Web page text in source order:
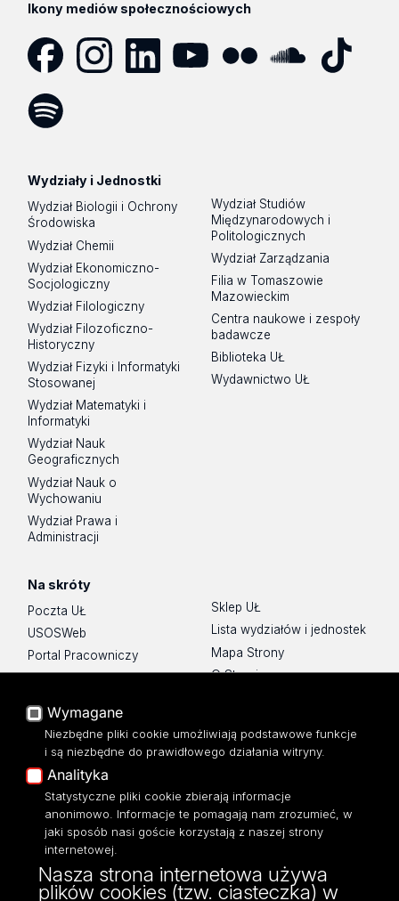
Ikony mediów społecznościowych
Wydziały i Jednostki
Wydział Biologii i Ochrony
Środowiska
Wydział Chemii
Wydział Ekonomiczno-
Socjologiczny
Wydział Filologiczny
Wydział Filozoficzno-
Historyczny
Wydział Fizyki i Informatyki
Stosowanej
Wydział Matematyki i
Informatyki
Wydział Nauk
Geograficznych
Wydział Nauk o
Wychowaniu
Wydział Prawa i
Administracji
Wydział Studiów
Międzynarodowych i
Politologicznych
Wydział Zarządzania
Filia w Tomaszowie
Mazowieckim
Centra naukowe i zespoły
badawcze
Biblioteka UŁ
Wydawnictwo UŁ
Na skróty
Poczta UŁ
USOSWeb
Portal Pracowniczy
Baza Aktów Własnych
Moodle
Eksperci UŁ
Polityka Prywatności
Dostępność
Sklep UŁ
Lista wydziałów i jednostek
Mapa Strony
O Stronie
ul. Narutowicza 68, 90-136 Łódź
NIP: 724 000 32 43
Wymagane
Niezbędne pliki cookie umożliwiają podstawowe funkcje
i są niezbędne do prawidłowego działania witryny.
Analityka
Statystyczne pliki cookie zbierają informacje
anonimowo. Informacje te pomagają nam zrozumieć, w
jaki sposób nasi goście korzystają z naszej strony
internetowej.
Nasza strona internetowa używa
plików cookies (tzw. ciasteczka) w